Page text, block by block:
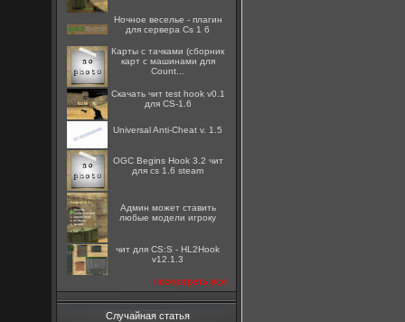
Ночное веселье - плагин
для сервера Cs 1 6
Карты с тачками (сборник
карт с машинами для
Count...
Скачать чит test hook v0.1
для CS-1.6
Universal Anti-Cheat v. 1.5
OGC Begins Hook 3.2 чит
для cs 1.6 steam
Админ может ставить
любые модели игроку
чит для CS:S - HL2Hook
v12.1.3
посмотреть все
Случайная статья